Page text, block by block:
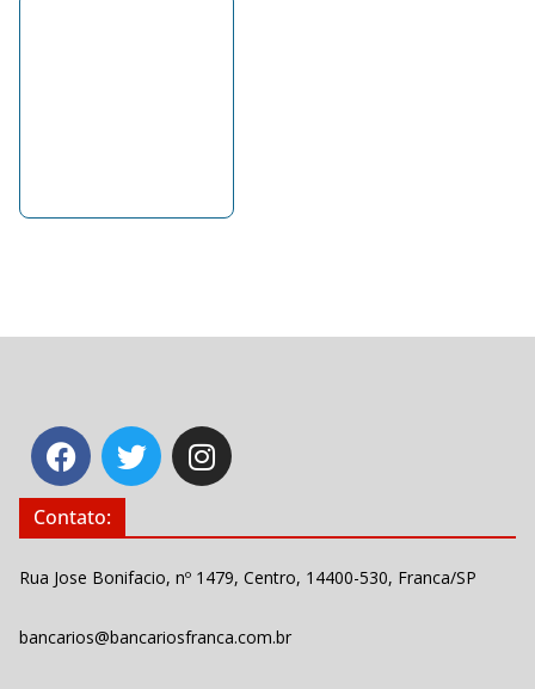
Contato:
Rua Jose Bonifacio, nº 1479, Centro, 14400-530, Franca/SP
bancarios@bancariosfranca.com.br